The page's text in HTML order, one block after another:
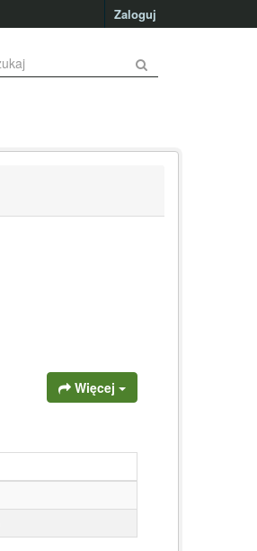
Zaloguj
Więcej